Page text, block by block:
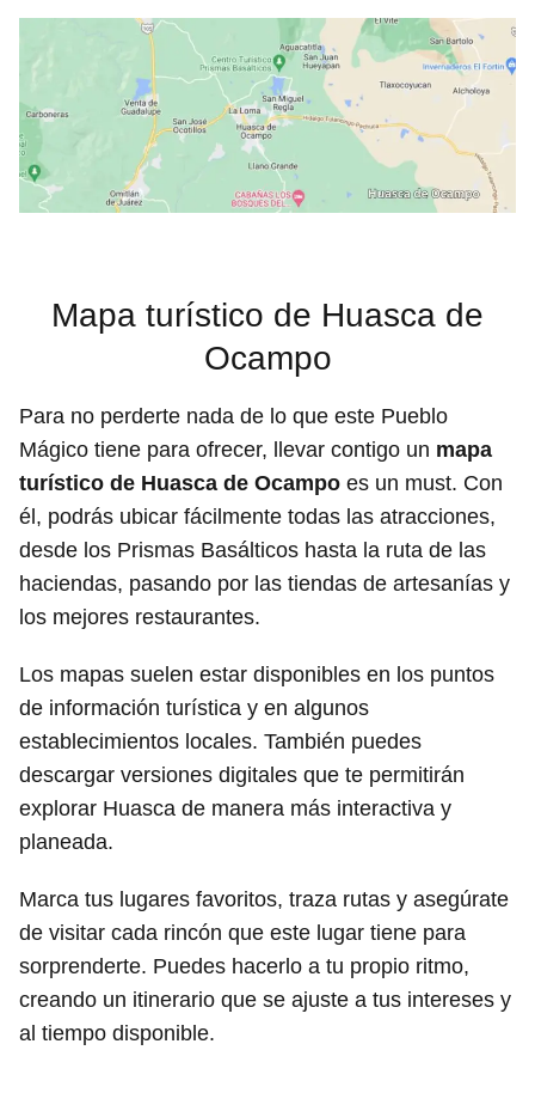
Mapa turístico de Huasca de
Ocampo
Para no perderte nada de lo que este Pueblo
Mágico tiene para ofrecer, llevar contigo un mapa
turístico de Huasca de Ocampo es un must. Con
él, podrás ubicar fácilmente todas las atracciones,
desde los Prismas Basálticos hasta la ruta de las
haciendas, pasando por las tiendas de artesanías y
los mejores restaurantes.
Los mapas suelen estar disponibles en los puntos
de información turística y en algunos
establecimientos locales. También puedes
descargar versiones digitales que te permitirán
explorar Huasca de manera más interactiva y
planeada.
Marca tus lugares favoritos, traza rutas y asegúrate
de visitar cada rincón que este lugar tiene para
sorprenderte. Puedes hacerlo a tu propio ritmo,
creando un itinerario que se ajuste a tus intereses y
al tiempo disponible.